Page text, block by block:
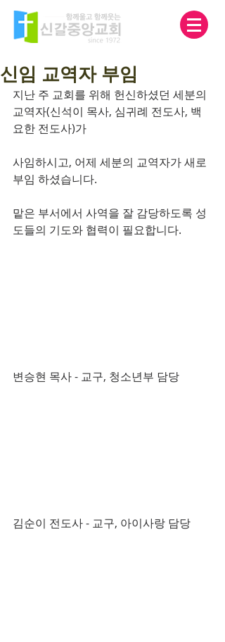
신임 교역자 부임
지난 주 교회를 위해 헌신하셨던 세분의
교역자(신석이 목사, 심귀례 전도사, 백
요한 전도사)가
사임하시고, 어제 세분의 교역자가 새로
부임 하셨습니다.
맡은 부서에서 사역을 잘 감당하도록 성
도들의 기도와 협력이 필요합니다.
변승현 목사 - 교구, 청소년부 담당
김순이 전도사 - 교구, 아이사랑 담당